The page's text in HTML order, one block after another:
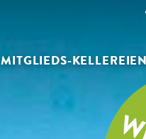
MITGLIEDS-KELLEREIEN